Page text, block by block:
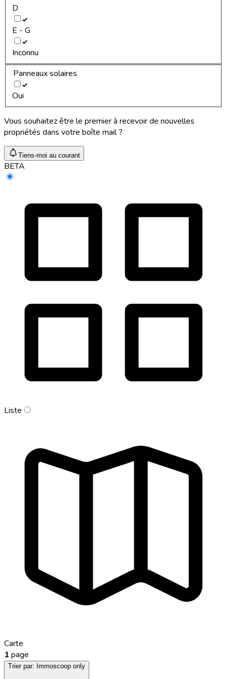
D
E - G
Inconnu
Panneaux solaires
Oui
Vous souhaitez être le premier à recevoir de nouvelles
propriétés dans votre boîte mail ?
Tiens-moi au courant
BETA
Liste
Carte
1 page
Trier par: Immoscoop only